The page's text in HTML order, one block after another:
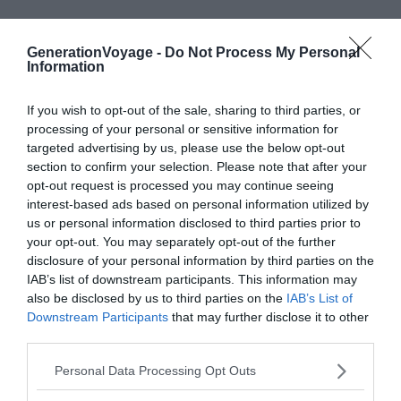
GenerationVoyage - Do Not Process My Personal
Information
If you wish to opt-out of the sale, sharing to third parties, or
processing of your personal or sensitive information for
targeted advertising by us, please use the below opt-out
section to confirm your selection. Please note that after your
opt-out request is processed you may continue seeing
interest-based ads based on personal information utilized by
us or personal information disclosed to third parties prior to
your opt-out. You may separately opt-out of the further
disclosure of your personal information by third parties on the
IAB’s list of downstream participants. This information may
also be disclosed by us to third parties on the IAB’s List of
Downstream Participants that may further disclose it to other
Personal Data Processing Opt Outs
Le 28 octobre 2025
Par Florian Colas
Sites naturels
Ponta da Ferraria
Le 23 octobre 2025
Par Florian Colas
Jardin & espace vert
Jardin du palais d’Estoi
Le 28 octobre 2025
Par Florian Colas
Musées
Fábrica da Baleia do Boqueirão
Le 23 octobre 2025
Par Florian Colas